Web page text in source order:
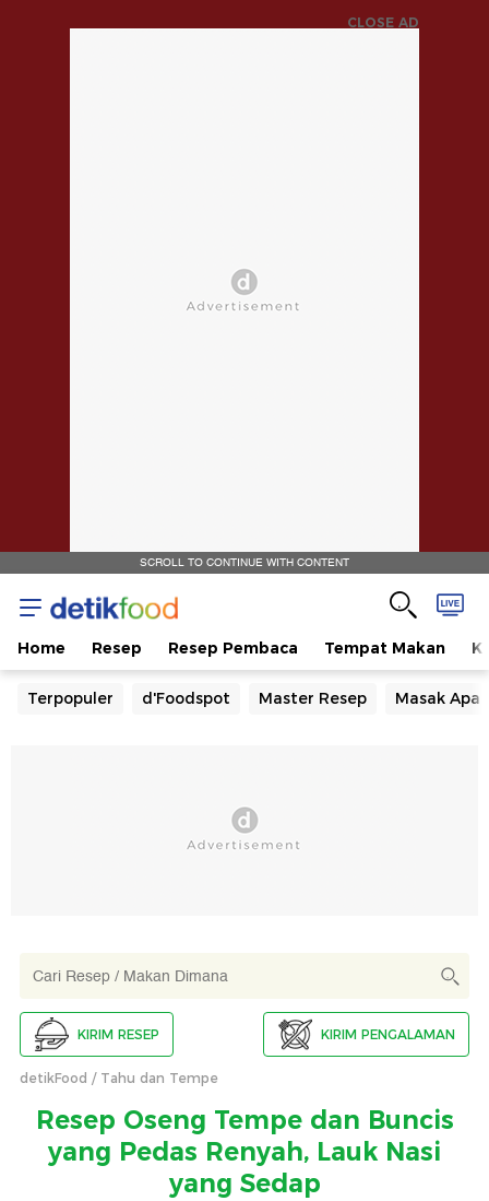
CLOSE AD
SCROLL TO CONTINUE WITH CONTENT
Home Resep Resep Pembaca Tempat Makan
Terpopuler d'Foodspot Master Resep Masak Apa
KIRIM RESEP KIRIM PENGALAMAN
detikFood Tahu dan Tempe
Resep Oseng Tempe dan Buncis
yang Pedas Renyah, Lauk Nasi
yang Sedap